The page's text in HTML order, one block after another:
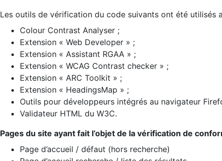
Les outils de vérification du code suivants ont été utilisés
Colour Contrast Analyser ;
Extension « Web Developer » ;
Extension « Assistant RGAA » ;
Extension « WCAG Contrast checker » ;
Extension « ARC Toolkit » ;
Extension « HeadingsMap » ;
Outils pour développeurs intégrés au navigateur
Validateur HTML du W3C.
Pages du site ayant fait l’objet de la vérification de
Page d’accueil / défaut (hors recherche)